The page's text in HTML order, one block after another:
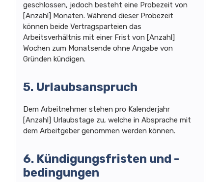
geschlossen, jedoch besteht eine Probezeit von
[Anzahl] Monaten. Während dieser Probezeit
können beide Vertragsparteien das
Arbeitsverhältnis mit einer Frist von [Anzahl]
Wochen zum Monatsende ohne Angabe von
Gründen kündigen.
5. Urlaubsanspruch
Dem Arbeitnehmer stehen pro Kalenderjahr
[Anzahl] Urlaubstage zu, welche in Absprache mit
dem Arbeitgeber genommen werden können.
6. Kündigungsfristen und -
bedingungen